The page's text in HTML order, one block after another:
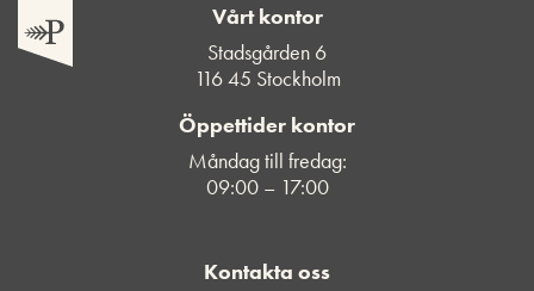
Vårt kontor
Stadsgården 6
116 45 Stockholm
Öppettider kontor
Måndag till fredag:
09:00 – 17:00
Kontakta oss